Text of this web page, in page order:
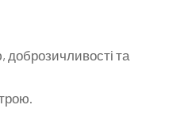
доброзичливості та